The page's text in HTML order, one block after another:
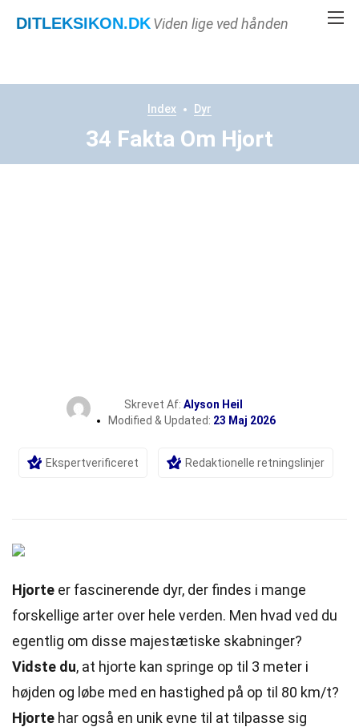
DITLEKSIKON.DKViden lige ved hånden
Index Dyr
34 Fakta Om Hjort
Skrevet Af: Alyson Heil
Modified & Updated: 23 Maj 2026
Ekspertverificeret Redaktionelle retningslinjer
Hjorte er fascinerende dyr, der findes i mange
forskellige arter over hele verden. Men hvad ved du
egentlig om disse majestætiske skabninger?
Vidste du, at hjorte kan springe op til 3 meter i
højden og løbe med en hastighed på op til 80 km/t?
Hjorte har også en unik evne til at tilpasse sig